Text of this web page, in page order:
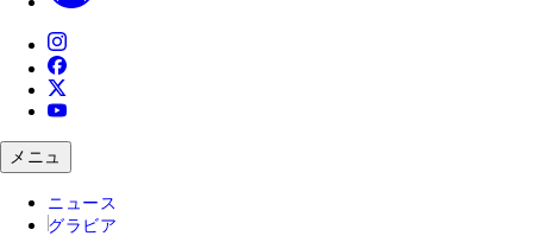
メニュ
ニュース
グラビア